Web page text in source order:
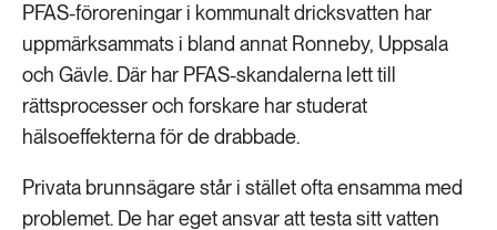
PFAS-föroreningar i kommunalt dricksvatten har
uppmärksammats i bland annat Ronneby, Uppsala
och Gävle. Där har PFAS-skandalerna lett till
rättsprocesser och forskare har studerat
hälsoeffekterna för de drabbade.
Privata brunnsägare står i stället ofta ensamma med
problemet. De har eget ansvar att testa sitt vatten